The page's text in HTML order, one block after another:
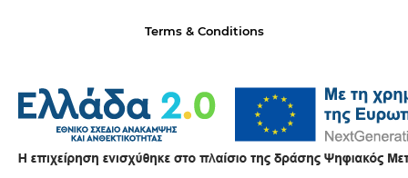
Terms & Conditions